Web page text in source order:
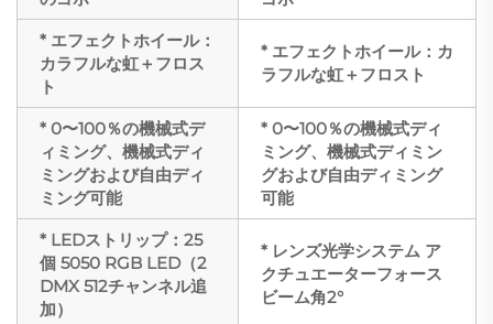
* エフェクトホイール：
カラフルな虹＋フロス
ト
* エフェクトホイール：カ
ラフルな虹＋フロスト
* 0〜100％の機械式デ
ィミング、機械式ディ
ミングおよび自由ディ
ミング可能
* 0〜100％の機械式ディ
ミング、機械式ディミン
グおよび自由ディミング
可能
* LEDストリップ：25
個 5050 RGB LED（2
DMX 512チャンネル追
加）
* レンズ光学システム ア
クチュエーターフォース
ビーム角2°